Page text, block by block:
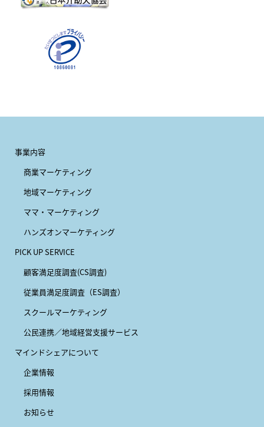
事業内容
商業マーケティング
地域マーケティング
ママ・マーケティング
ハンズオンマーケティング
PICK UP SERVICE
顧客満足度調査(CS調査)
従業員満足度調査（ES調査）
スクールマーケティング
公民連携／地域経営支援サービス
マインドシェアについて
企業情報
採用情報
お知らせ